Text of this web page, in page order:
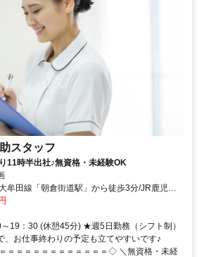
スタッフ
11時半出社♪無資格・未経験OK
牟田線「朝倉街道駅」から徒歩3分/JR鹿児島
歩3分
19：30 (休憩45分) ★週5日勤務（シフト制）
お仕事終わりの予定も立てやすいです♪
＝＝＝＝＝＝＝＝＝＝＝＝◇ ＼無資格・未経